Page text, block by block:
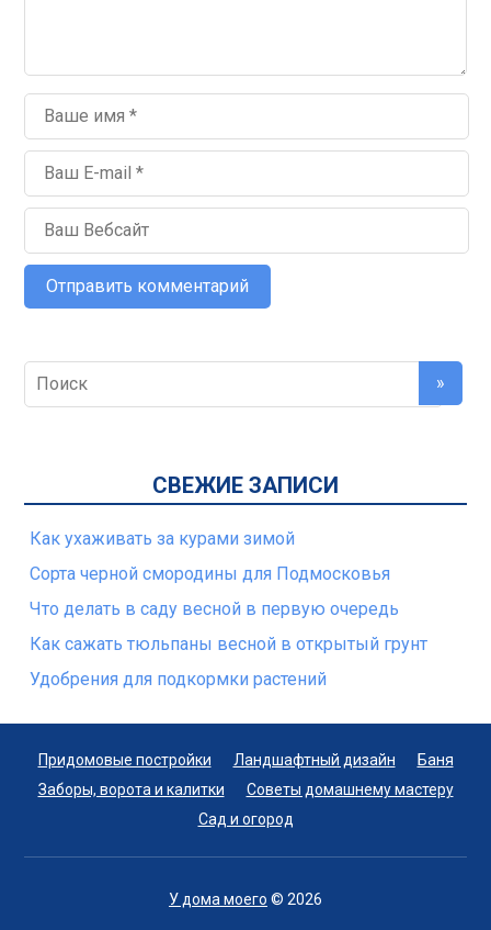
СВЕЖИЕ ЗАПИСИ
Как ухаживать за курами зимой
Сорта черной смородины для Подмосковья
Что делать в саду весной в первую очередь
Как сажать тюльпаны весной в открытый грунт
Удобрения для подкормки растений
Придомовые постройки Ландшафтный дизайн
Баня
Заборы, ворота и калитки
Советы домашнему мастеру
Сад и огород
У дома моего © 2026